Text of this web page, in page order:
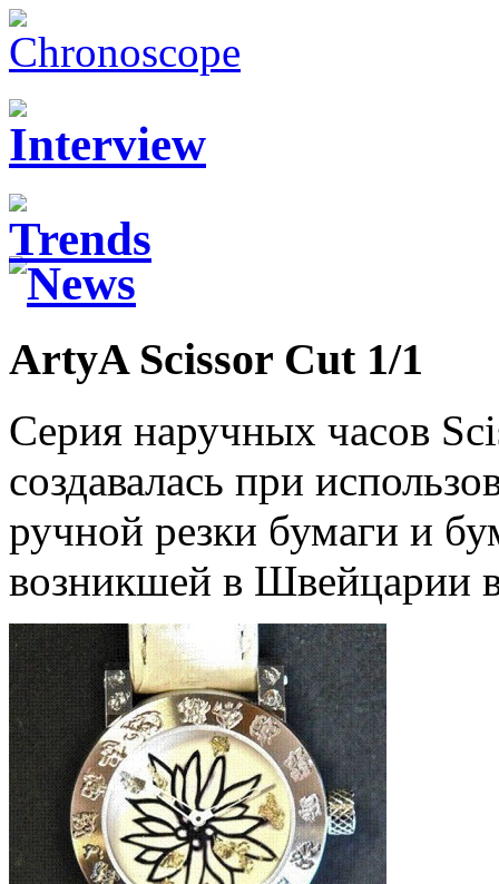
ArtyA Scissor Cut 1/1
Серия наручных часов
создавалась при
ручной резки бумаги и
возникшей в Швейцарии